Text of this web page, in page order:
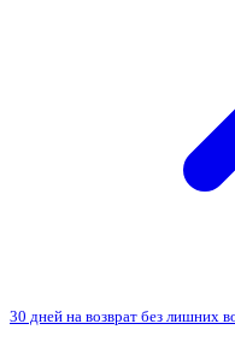
30 дней на возврат без лишних